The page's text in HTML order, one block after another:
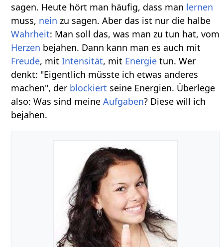
sagen. Heute hört man häufig, dass man lernen
muss, nein zu sagen. Aber das ist nur die halbe
Wahrheit: Man soll das, was man zu tun hat, vom
Herzen bejahen. Dann kann man es auch mit
Freude, mitIntensität, mit Energie tun. Wer
denkt: "Eigentlich müsste ich etwas anderes
machen", der blockiert seine Energien. Überlege
also: Was sind meineAufgaben? Diese will ich
bejahen.